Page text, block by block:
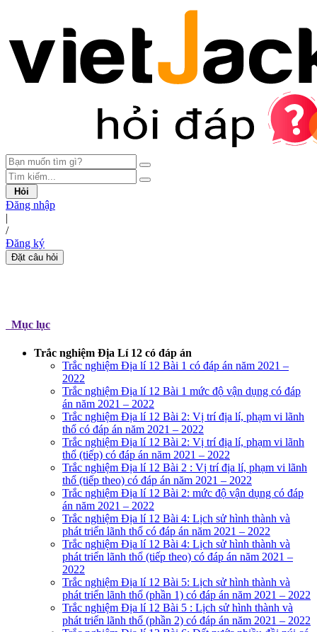
Hỏi
Đăng nhập
|
/
Đăng ký
Đặt câu hỏi
Mục lục
Trắc nghiệm Địa Lí 12 có đáp án
Trắc nghiệm Địa lí 12 Bài 1 có đáp án năm 2021 –
2022
Trắc nghiệm Địa lí 12 Bài 1 mức độ vận dụng có đáp
án năm 2021 – 2022
Trắc nghiệm Địa lí 12 Bài 2: Vị trí địa lí, phạm vi lãnh
thổ có đáp án năm 2021 – 2022
Trắc nghiệm Địa lí 12 Bài 2: Vị trí địa lí, phạm vi lãnh
thổ (tiếp) có đáp án năm 2021 – 2022
Trắc nghiệm Địa lí 12 Bài 2 : Vị trí địa lí, phạm vi lãnh
thổ (tiếp theo) có đáp án năm 2021 – 2022
Trắc nghiệm Địa lí 12 Bài 2: mức độ vận dụng có đáp
án năm 2021 – 2022
Trắc nghiệm Địa lí 12 Bài 4: Lịch sử hình thành và
phát triển lãnh thổ có đáp án năm 2021 – 2022
Trắc nghiệm Địa lí 12 Bài 4: Lịch sử hình thành và
phát triển lãnh thổ (tiếp theo) có đáp án năm 2021 –
2022
Trắc nghiệm Địa lí 12 Bài 5: Lịch sử hình thành và
phát triển lãnh thổ (phần 1) có đáp án năm 2021 – 2022
Trắc nghiệm Địa lí 12 Bài 5 : Lịch sử hình thành và
phát triển lãnh thổ (phần 2) có đáp án năm 2021 – 2022